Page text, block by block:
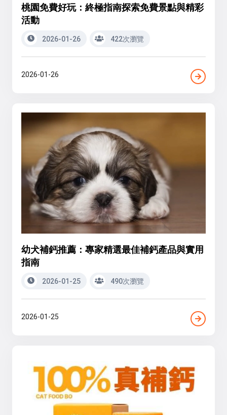
桃園免費好玩：終極指南探索免費景點與精彩
活動
2026-01-26 422次瀏覽
2026-01-26
幼犬補鈣推薦：專家精選最佳補鈣產品與實用
指南
2026-01-25 490次瀏覽
2026-01-25